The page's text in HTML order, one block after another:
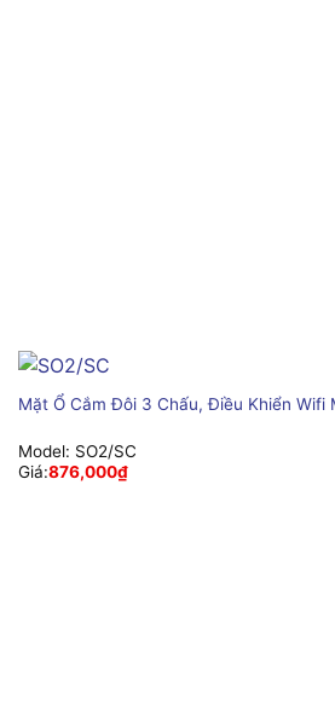
Mặt Ổ Cắm Đôi 3 Chấu, Điều Khiển Wifi
Model: SO2/SC
Giá:876,000₫